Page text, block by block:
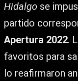
Hidalgo se
partido
Apertura 2022.
favoritos para
lo reafirmaron